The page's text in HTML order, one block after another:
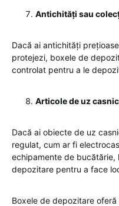
Antichități sau
Dacă ai antichități
protejezi, boxele de
controlat pentru a le
Articole de uz
Dacă ai obiecte de uz
regulat, cum ar fi
echipamente de
depozitare pentru a face
Boxele de depozitare